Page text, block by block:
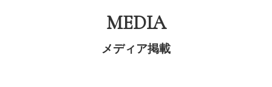
MEDIA
メディア掲載